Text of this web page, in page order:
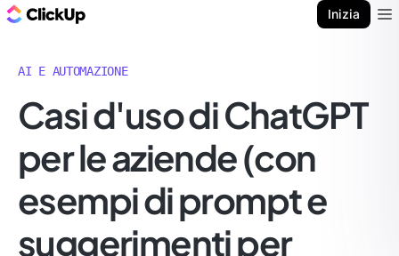
Inizia
AI E AUTOMAZIONE
Casi d'uso di ChatGPT
per le aziende (con
esempi di prompt e
suggerimenti per